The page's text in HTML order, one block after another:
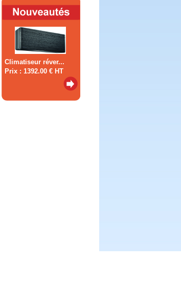
Climatiseur réver...
Prix : 1392.00 € HT